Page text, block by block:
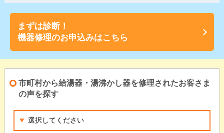
まずは診断！
機器修理のお申込みはこちら
市町村から給湯器・湯沸かし器を修理されたお客さま
の声を探す